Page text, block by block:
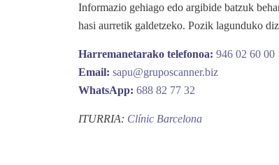
Informazio gehiago edo argibide batzuk
hasi aurretik galdetzeko. Pozik lagunduko
Harremanetarako telefonoa: 946 02 60 00
Email: sapu@gruposcanner.biz
WhatsApp: 688 82 77 32
ITURRIA: Clínic Barcelona